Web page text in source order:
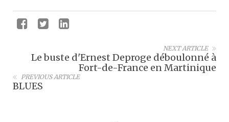
NEXT ARTICLE
Le buste d'Ernest Deproge déboulonné à
Fort-de-France en Martinique
PREVIOUS ARTICLE
BLUES